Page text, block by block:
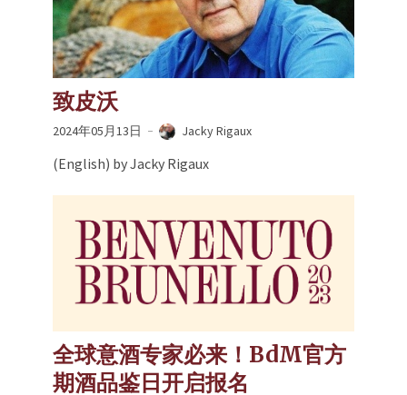
致皮沃
2024年05月13日 Jacky Rigaux
(English) by Jacky Rigaux
全球意酒专家必来！BdM官方
期酒品鉴日开启报名